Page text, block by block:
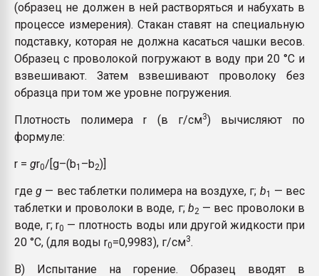
(образец не должен в ней растворяться и набухать в
процессе измерения). Стакан ставят на специальную
подставку, которая не должна касаться чашки весов.
Образец с проволокой погружают в воду при 20 °С и
взвешивают. Затем взвешивают проволоку без
образца при том же уровне погружения.
Плотность полимера r (в г/см3) вычисляют по
формуле:
r = gr0/[g–(b1 –b2)]
гдеg — вес таблетки полимера на воздухе, г; b1 — вес
таблетки и проволоки в воде, г; b2 — вес проволоки в
воде, г; r0 — плотность воды или другой жидкости при
20 °С, (для воды r0=0,9983), г/см3.
В) Испытание на горение. Образец вводят в